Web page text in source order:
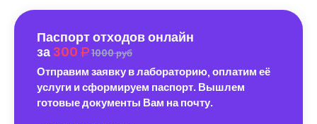
Паспорт отходов онлайн
за 300 1000 руб
Отправим заявку в лабораторию, оплатим её
услуги и сформируем паспорт. Вышлем
готовые документы Вам на почту.